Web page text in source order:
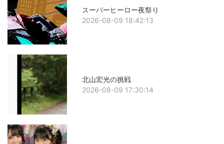
スーパーヒーロー夜祭り
2026-08-09 18:42:13
北山宏光の挑戦
2026-08-09 17:30:14